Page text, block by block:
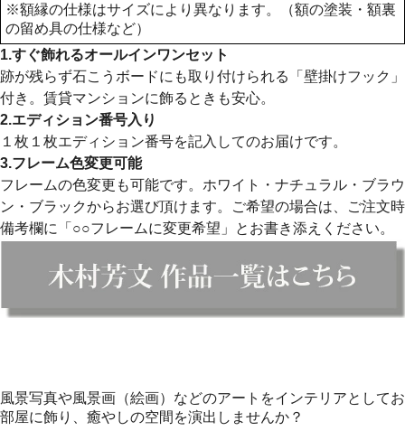
※額縁の仕様はサイズにより異なります。（額の塗装・額裏
の留め具の仕様など）
1.すぐ飾れるオールインワンセット
跡が残らず石こうボードにも取り付けられる「壁掛けフック」
付き。賃貸マンションに飾るときも安心。
2.エディション番号入り
１枚１枚エディション番号を記入してのお届けです。
3.フレーム色変更可能
フレームの色変更も可能です。ホワイト・ナチュラル・ブラウ
ン・ブラックからお選び頂けます。ご希望の場合は、ご注文時
備考欄に「○○フレームに変更希望」とお書き添えください。
風景写真や風景画（絵画）などのアートをインテリアとしてお
部屋に飾り、癒やしの空間を演出しませんか？